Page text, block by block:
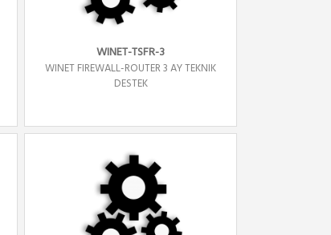
WINET-TSFR-3
WINET FIREWALL-ROUTER 3 AY TEKNIK
DESTEK